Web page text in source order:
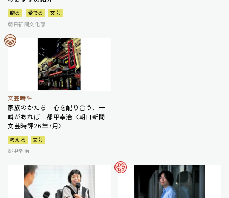
贈る 愛でる
文芸
朝日新聞文化部
文芸時評
家族のかたち 心を配り合う、一
瞬があれば 都甲幸治〈朝日新聞
文芸時評26年7月〉
考える
文芸
都甲幸治